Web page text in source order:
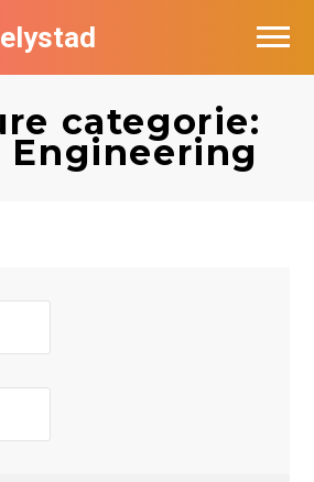
categorie:
Engineering
in Lelystad
in Lelystad